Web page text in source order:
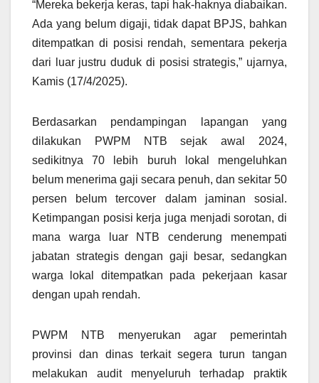
“Mereka bekerja keras, tapi hak-haknya diabaikan.
Ada yang belum digaji, tidak dapat BPJS, bahkan
ditempatkan di posisi rendah, sementara pekerja
dari luar justru duduk di posisi strategis,” ujarnya,
Kamis (17/4/2025).
Berdasarkan pendampingan lapangan yang
dilakukan PWPM NTB sejak awal 2024,
sedikitnya 70 lebih buruh lokal mengeluhkan
belum menerima gaji secara penuh, dan sekitar 50
persen belum tercover dalam jaminan sosial.
Ketimpangan posisi kerja juga menjadi sorotan, di
mana warga luar NTB cenderung menempati
jabatan strategis dengan gaji besar, sedangkan
warga lokal ditempatkan pada pekerjaan kasar
dengan upah rendah.
PWPM NTB menyerukan agar pemerintah
provinsi dan dinas terkait segera turun tangan
melakukan audit menyeluruh terhadap praktik